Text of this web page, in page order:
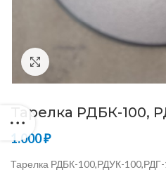
Тарелка РДБК-100,
1.000₽
Тарелка РДБК-100,РДУК-